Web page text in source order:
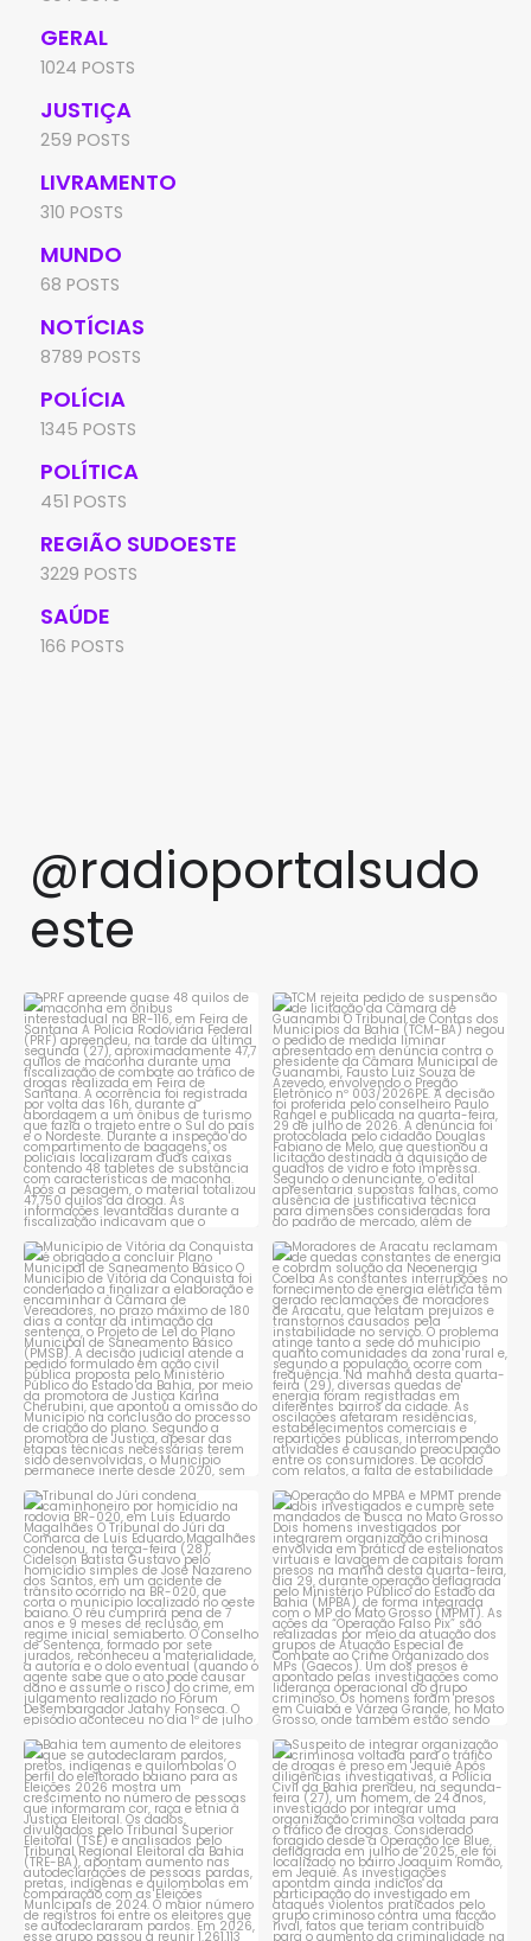
GERAL
1024 POSTS
JUSTIÇA
259 POSTS
LIVRAMENTO
310 POSTS
MUNDO
68 POSTS
NOTÍCIAS
8789 POSTS
POLÍCIA
1345 POSTS
POLÍTICA
451 POSTS
REGIÃO SUDOESTE
3229 POSTS
SAÚDE
166 POSTS
@radioportalsudo
este
PRF apreende quase 48 quilos
de maconha em ônibus...
1 0
TCM rejeita pedido de
suspensão de licitação da...
1 0
Município de Vitória da
Conquista é obrigado a...
1 0
Moradores de Aracatu
reclamam de quedas
constantes ...
1 0
Tribunal do Júri condena
caminhoneiro por...
1 0
Operação do MPBA e MPMT
prende dois investigados e...
1 0
Bahia tem aumento de eleitores
que se autodeclaram...
1 0
Suspeito de integrar
organização criminosa
voltada...
1 0